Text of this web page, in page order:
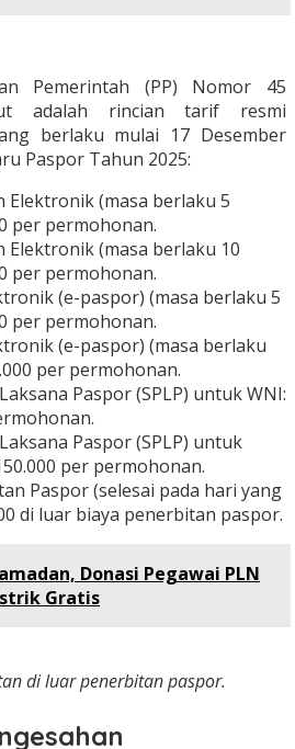
Pemerintah (PP) Nomor 45
adalah rincian tarif resmi
berlaku mulai 17 Desember
Paspor Tahun 2025:
Elektronik (masa berlaku 5
per permohonan.
Elektronik (masa berlaku 10
per permohonan.
(e-paspor) (masa berlaku 5
per permohonan.
(e-paspor) (masa berlaku
per permohonan.
Paspor (SPLP) untuk WNI:
Paspor (SPLP) untuk
per permohonan.
Paspor (selesai pada hari yang
di luar biaya penerbitan paspor.
Donasi Pegawai PLN
Gratis
di luar penerbitan paspor.